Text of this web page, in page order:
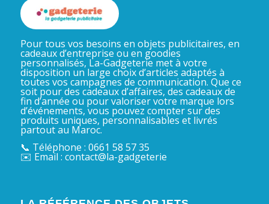
Pour tous vos besoins en objets publicitaires, en
cadeaux d’entreprise ou en goodies
personnalisés, La-Gadgeterie met à votre
disposition un large choix d’articles adaptés à
toutes vos campagnes de communication. Que ce
soit pour des cadeaux d’affaires, des cadeaux de
fin d’année ou pour valoriser votre marque lors
d’événements, vous pouvez compter sur des
produits uniques, personnalisables et livrés
partout au Maroc.
📞 Téléphone : 0661 58 57 35
✉️ Email : contact@la-gadgeterie